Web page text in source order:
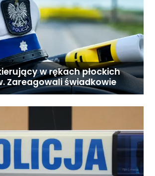
w rękach płockich
Zareagowali świadkowie